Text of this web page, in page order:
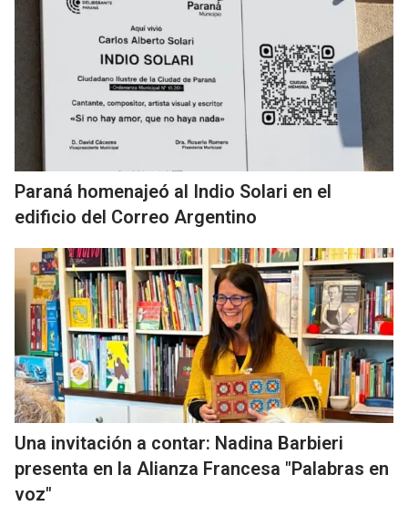
Paraná homenajeó al Indio Solari en el
edificio del Correo Argentino
Una invitación a contar: Nadina Barbieri
presenta en la Alianza Francesa "Palabras en
voz"